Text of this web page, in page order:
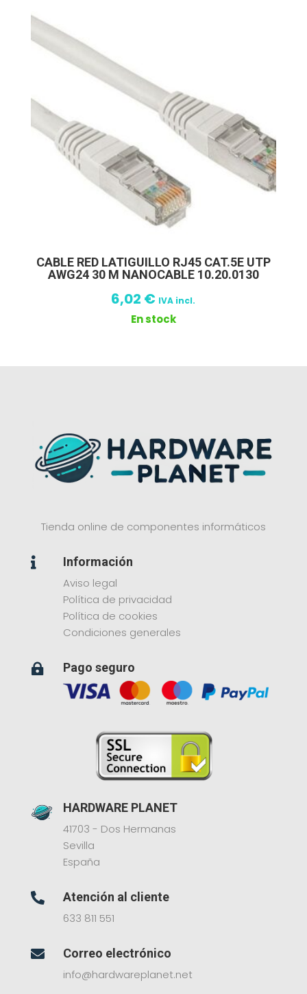
CABLE RED LATIGUILLO RJ45 CAT.5E UTP
AWG24 30 M NANOCABLE 10.20.0130
6,02 € IVA incl.
En stock
Tienda online de componentes informáticos

Información
Aviso legal
Política de privacidad
Política de cookies
Condiciones generales
 Pago seguro
HARDWARE PLANET
41703 - Dos Hermanas
Sevilla
España

Atención al cliente
633 811 551

Correo electrónico
info@hardwareplanet.net